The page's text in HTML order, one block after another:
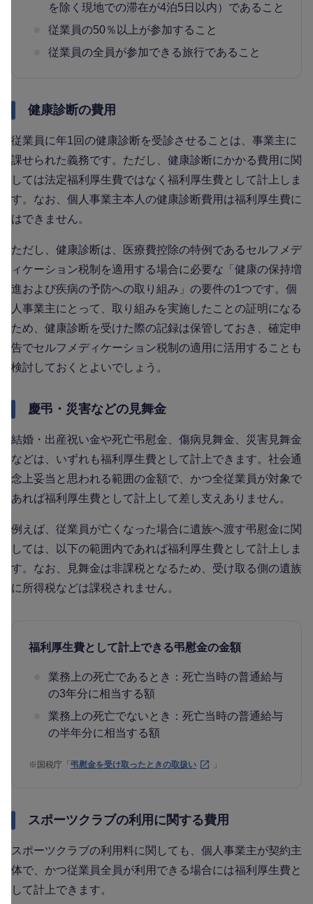
を除く現地での滞在が4泊5日以内）であること
従業員の50％以上が参加すること
従業員の全員が参加できる旅行であること
健康診断の費用
従業員に年1回の健康診断を受診させることは、事業主に
課せられた義務です。ただし、健康診断にかかる費用に関
しては法定福利厚生費ではなく福利厚生費として計上しま
す。なお、個人事業主本人の健康診断費用は福利厚生費に
はできません。
ただし、健康診断は、医療費控除の特例であるセルフメデ
ィケーション税制を適用する場合に必要な「健康の保持増
進および疾病の予防への取り組み」の要件の1つです。個
人事業主にとって、取り組みを実施したことの証明になる
ため、健康診断を受けた際の記録は保管しておき、確定申
告でセルフメディケーション税制の適用に活用することも
検討しておくとよいでしょう。
慶弔・災害などの見舞金
結婚・出産祝い金や死亡弔慰金、傷病見舞金、災害見舞金
などは、いずれも福利厚生費として計上できます。社会通
念上妥当と思われる範囲の金額で、かつ全従業員が対象で
あれば福利厚生費として計上して差し支えありません。
例えば、従業員が亡くなった場合に遺族へ渡す弔慰金に関
しては、以下の範囲内であれば福利厚生費として計上しま
す。なお、見舞金は非課税となるため、受け取る側の遺族
に所得税などは課税されません。
福利厚生費として計上できる弔慰金の金額
業務上の死亡であるとき：死亡当時の普通給与
の3年分に相当する額
業務上の死亡でないとき：死亡当時の普通給与
の半年分に相当する額
※ 国税庁「弔慰金を受け取ったときの取扱い 」
スポーツクラブの利用に関する費用
スポーツクラブの利用料に関しても、個人事業主が契約主
体で、かつ従業員全員が利用できる場合には福利厚生費と
して計上できます。